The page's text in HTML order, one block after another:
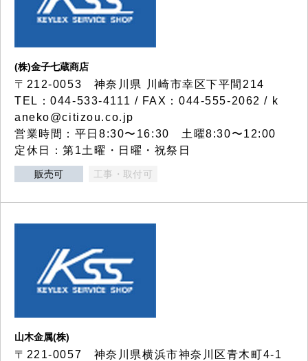
(株)金子七蔵商店
〒212-0053 神奈川県 川崎市幸区下平間214
TEL：044-533-4111 / FAX：044-555-2062 / k
aneko@citizou.co.jp
営業時間：平日8:30〜16:30 土曜8:30〜12:00
定休日：第1土曜・日曜・祝祭日
販売可 工事・取付可
山木金属(株)
〒221-0057 神奈川県横浜市神奈川区青木町4-1